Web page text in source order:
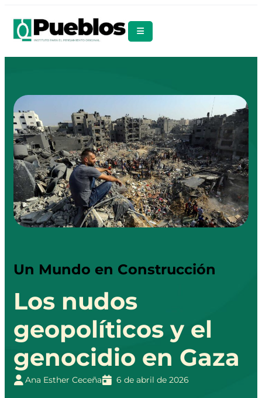
Un Mundo en Construcción
Los nudos
geopolíticos y el
genocidio en Gaza
Ana Esther Ceceña 6 de abril de 2026